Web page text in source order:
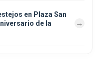
en Plaza San
de la